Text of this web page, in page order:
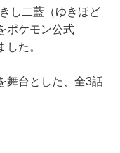
し二藍（ゆきほど
ポケモン公式
た。
舞台とした、全3話